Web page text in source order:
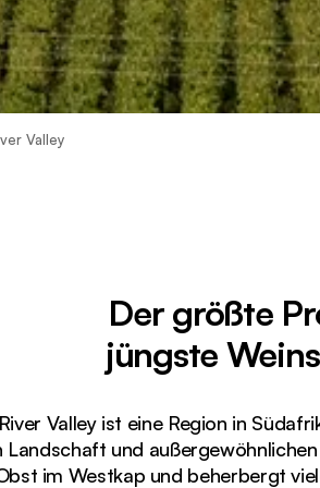
Valley
Der größte
jüngste
Valley ist eine Region in
Landschaft und
im Westkap und beherbergt